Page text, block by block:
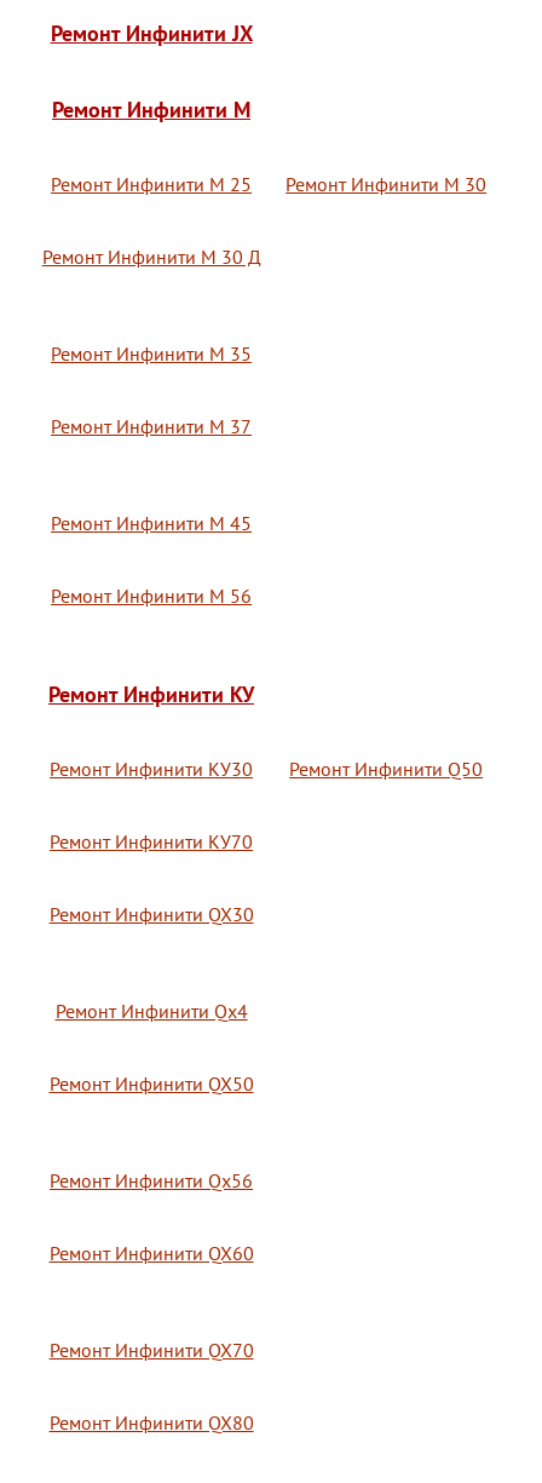
Ремонт Инфинити JX
Ремонт Инфинити M
Ремонт Инфинити М 25 Ремонт Инфинити М 30
Ремонт Инфинити М 30 Д
Ремонт Инфинити М 35
Ремонт Инфинити М 37
Ремонт Инфинити М 45
Ремонт Инфинити М 56
Ремонт Инфинити КУ
Ремонт Инфинити КУ30 Ремонт Инфинити Q50
Ремонт Инфинити КУ70
Ремонт Инфинити QX30
Ремонт Инфинити Qx4
Ремонт Инфинити QX50
Ремонт Инфинити Qx56
Ремонт Инфинити QX60
Ремонт Инфинити QX70
Ремонт Инфинити QX80